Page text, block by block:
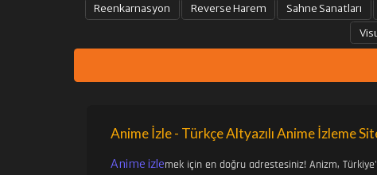
Reenkarnasyon
Reverse Harem Sahne Sanatları
Anime İzle - Türkçe Altyazılı Anime İzleme
Anime izlemek için en doğru adrestesiniz! Anizm,